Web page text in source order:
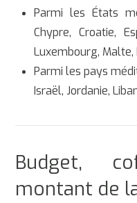
Parmi les États
Chypre, Croatie,
Luxembourg,
Parmi les pays
Israël, Jordanie,
Budget,
montant de